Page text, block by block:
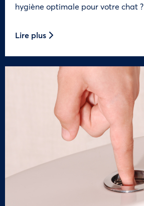
hygiène optimale pour votre chat ?
Lire plus